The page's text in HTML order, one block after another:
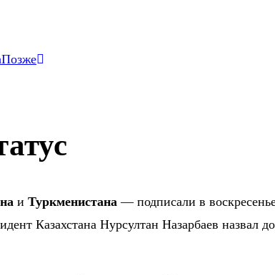
Позже
и Туркменистана — подписали в
Казахстана Нурсултан Назарбаев назвал